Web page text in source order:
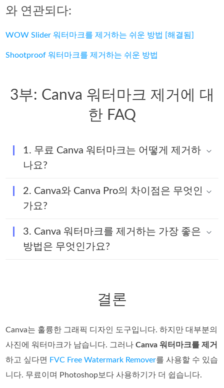
와 연관되다:
WOW Slider 워터마크를 제거하는 쉬운 방법 [해결됨]
Shootproof 워터마크를 제거하는 쉬운 방법
3부: Canva 워터마크 제거에 대
한 FAQ
1. 무료 Canva 워터마크는 어떻게 제거하
나요?
2. Canva와 Canva Pro의 차이점은 무엇인
가요?
3. Canva 워터마크를 제거하는 가장 좋은
방법은 무엇인가요?
결론
Canva는 훌륭한 그래픽 디자인 도구입니다. 하지만 대부분의
사진에 워터마크가 남습니다. 그러나Canva 워터마크를 제거
하고 싶다면
FVC Free Watermark Remover를 사용할 수 있습
니다. 무료이며 Photoshop보다 사용하기가 더 쉽습니다.